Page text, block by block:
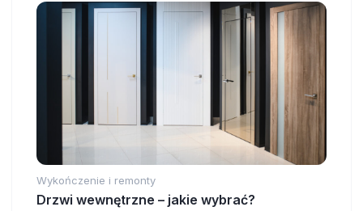
Wykończenie i remonty
Drzwi wewnętrzne – jakie wybrać?